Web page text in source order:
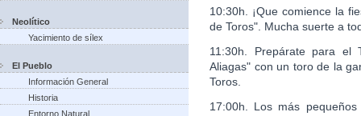
Neolítico
Yacimiento de sílex
El Pueblo
Información General
Historia
Entorno Natural
10:30h. ¡Que comience la
de Toros". Mucha suerte a
11:30h. Prepárate para el
Aliagas" con un toro de la
Toros.
17:00h. Los más